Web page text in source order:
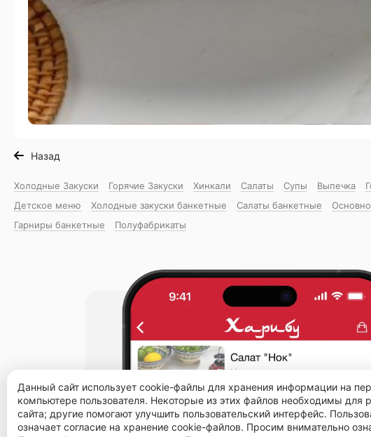
Назад
Холодные Закуски Горячие Закуски Хинкали Салаты Супы Выпечка
Детское меню
Холодные закуски банкетные Салаты банкетные
Гарниры банкетные
Полуфабрикаты
Данный сайт использует cookie-файлы для хранения информации на
компьютере пользователя. Некоторые из этих файлов необходимы для
сайта; другие помогают улучшить пользовательский интерфейс.
означает согласие на хранение cookie-файлов. Просим внимательно